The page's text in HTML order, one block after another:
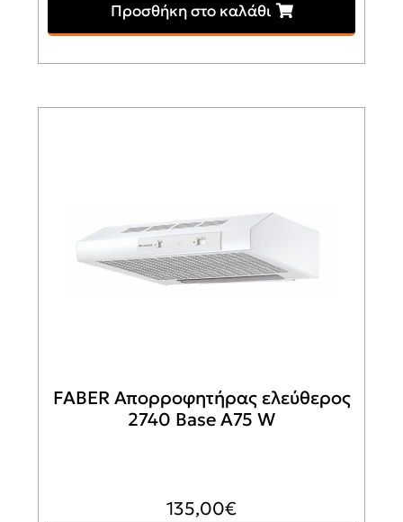
Προσθήκη στο καλάθι
FABER Απορροφητήρας ελεύθερος
2740 Base A75 W
135,00€